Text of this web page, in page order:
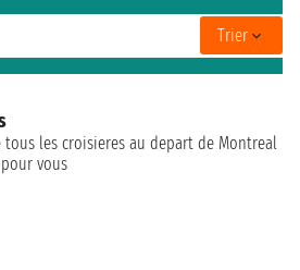
Trier
tous les croisieres au depart de Montreal
vous